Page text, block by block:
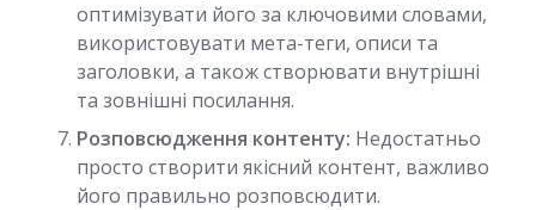
оптимізувати його за ключовими словами,
використовувати мета-теги, описи та
заголовки, а також створювати внутрішні
та зовнішні посилання.
Розповсюдження контенту: Недостатньо
просто створити якісний контент, важливо
його правильно розповсюдити.